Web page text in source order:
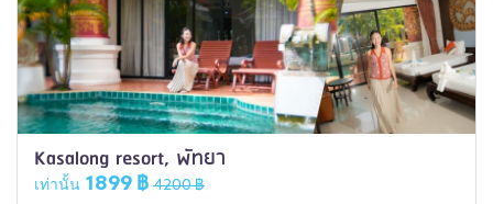
Kasalong resort, พัทยา
เท่านั้น 1899 ฿ 4200 ฿